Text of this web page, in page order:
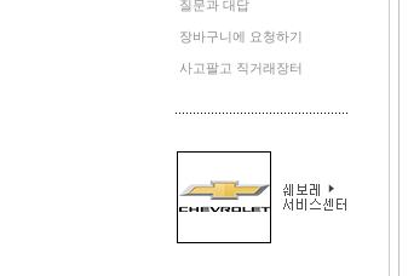
질문과 대답
장바구니에 요청하기
사고팔고 직거래장터